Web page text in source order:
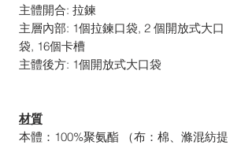
主體開合: 拉鍊
主層內部: 1個拉鍊口袋, 2 個開放式大口
袋, 16個卡槽
主體後方: 1個開放式大口袋
材質
本體：100%聚氨酯 （布：棉、滌混紡提